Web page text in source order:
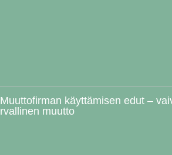
käyttämisen edut –
muutto